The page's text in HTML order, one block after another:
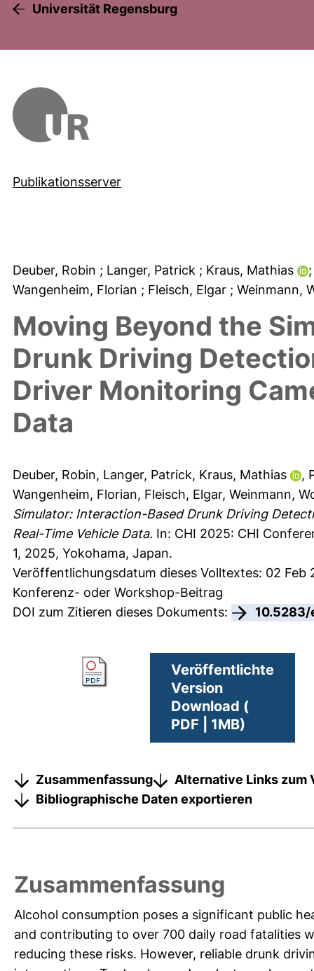
Universität Regensburg
Publikationsserver
Deuber, Robin ; Langer, Patrick ; Kraus, Mathias
Wangenheim, Florian ; Fleisch, Elgar ; Weinmann,
Moving Beyond the
Drunk Driving
Driver Monitoring
Data
Deuber, Robin, Langer, Patrick, Kraus, Mathias ,
Wangenheim, Florian, Fleisch, Elgar, Weinmann,
Simulator: Interaction-Based Drunk Driving
Real-Time Vehicle Data. In: CHI 2025: CHI
1, 2025, Yokohama, Japan.
Veröffentlichungsdatum dieses Volltextes: 02 Feb
Konferenz- oder Workshop-Beitrag
DOI zum Zitieren dieses Dokuments:
Veröffentlichte
Version
Download (
PDF | 1MB)
Zusammenfassung
Alternative Links zum
Bibliographische Daten exportieren
Zusammenfassung
Alcohol consumption poses a significant public
and contributing to over 700 daily road fatalities
reducing these risks. However, reliable drunk